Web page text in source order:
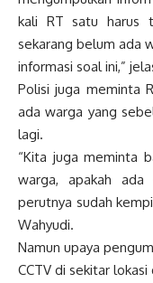
kali RT satu harus
sekarang belum ada
informasi soal ini,”
Polisi juga meminta
ada warga yang
lagi.
“Kita juga meminta
warga, apakah
perutnya sudah
Wahyudi.
Namun upaya
CCTV di sekitar